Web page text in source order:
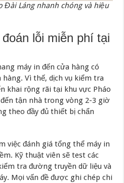
Đài Láng nhanh chóng và hiệu
lỗi miễn phí tại
máy in đến cửa hàng có
Vì thế, dịch vụ kiểm tra
khai rộng rãi tại khu vực Pháo
tận nhà trong vòng 2-3 giờ
theo đầy đủ thiết bị chẩn
việc đánh giá tổng thể máy in
Kỹ thuật viên sẽ test các
tra đường truyền dữ liệu và
Mọi vấn đề được ghi chép chi